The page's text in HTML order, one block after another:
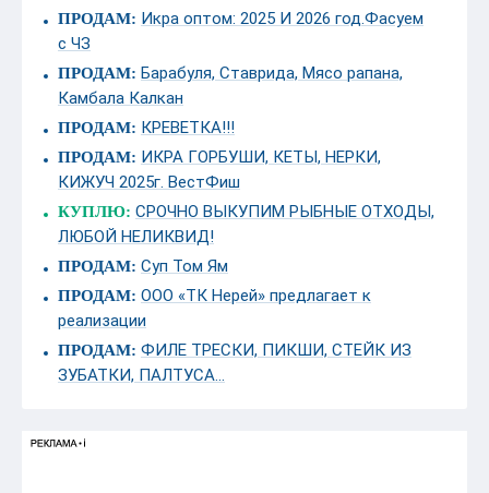
ПРОДАМ: Икра оптом: 2025 И 2026 год.Фасуем
с ЧЗ
ПРОДАМ: Барабуля, Ставрида, Мясо рапана,
Камбала Калкан
ПРОДАМ: КРЕВЕТКА!!!
ПРОДАМ: ИКРА ГОРБУШИ, КЕТЫ, НЕРКИ,
КИЖУЧ 2025г. ВестФиш
КУПЛЮ: СРОЧНО ВЫКУПИМ РЫБНЫЕ ОТХОДЫ,
ЛЮБОЙ НЕЛИКВИД!
ПРОДАМ: Суп Том Ям
ПРОДАМ: ООО «ТК Нерей» предлагает к
реализации
ПРОДАМ: ФИЛЕ ТРЕСКИ, ПИКШИ, СТЕЙК ИЗ
ЗУБАТКИ, ПАЛТУСА...